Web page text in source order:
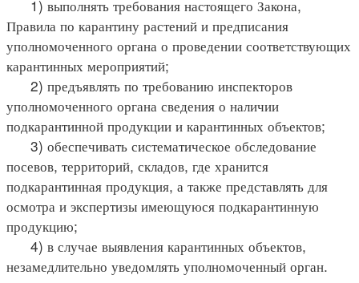
1) выполнять требования настоящего Закона,
Правила по карантину растений и предписания
уполномоченного органа о проведении соответствующих
карантинных мероприятий;
2) предъявлять по требованию инспекторов
уполномоченного органа сведения о наличии
подкарантинной продукции и карантинных объектов;
3) обеспечивать систематическое обследование
посевов, территорий, складов, где хранится
подкарантинная продукция, а также представлять для
осмотра и экспертизы имеющуюся подкарантинную
продукцию;
4) в случае выявления карантинных объектов,
незамедлительно уведомлять уполномоченный орган.